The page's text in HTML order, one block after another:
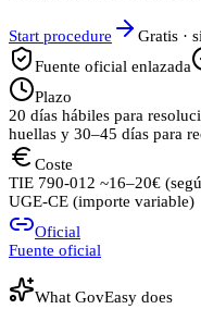
Start procedure
Gratis ·
Fuente oficial enlazada
Plazo
20 días hábiles para
huellas y 30–45 días para
Coste
TIE 790‑012 ~16–20€
UGE‑CE (importe variable)
Oficial
Fuente oficial
What GovEasy does